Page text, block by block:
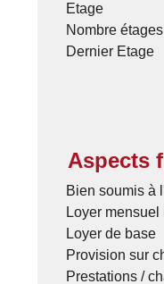
Etage
Nombre étages
Dernier Etage
Aspects
Bien soumis à
Loyer mensuel
Loyer de base
Provision sur
Prestations /